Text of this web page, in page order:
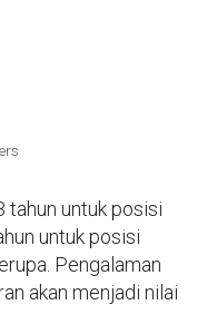
tahun untuk posisi
untuk posisi
Pengalaman
akan menjadi nilai